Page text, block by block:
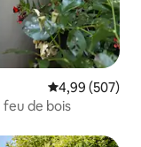
Évaluation
4,99 (507)
feu de bois